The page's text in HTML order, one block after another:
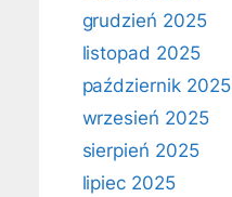
grudzień 2025
listopad 2025
październik 2025
wrzesień 2025
sierpień 2025
lipiec 2025